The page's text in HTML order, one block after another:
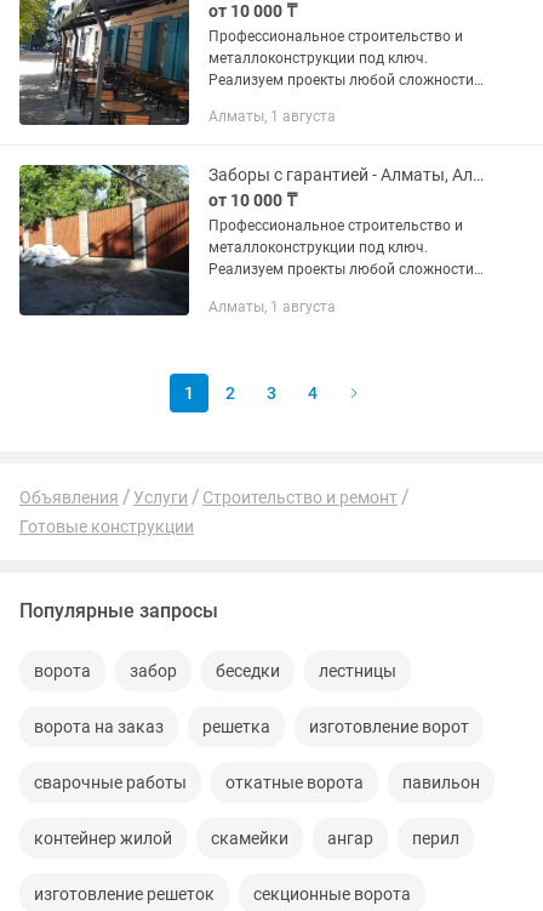
от 10 000 ₸
Профессиональное строительство и
металлоконструкции под ключ.
Реализуем проекты любой сложности
Мы предлагаем комплексный подход:
Алматы, 1 августа
Заборы с гарантией - Алматы, Алматинская область
от 10 000 ₸
Профессиональное строительство и
металлоконструкции под ключ.
Реализуем проекты любой сложности
Мы предлагаем комплексный подход:
Алматы, 1 августа
1 2 3 4
Объявления Услуги
Строительство и ремонт
Готовые конструкции
Популярные запросы
ворота забор беседки лестницы
ворота на заказ решетка изготовление ворот
сварочные работы откатные ворота павильон
контейнер жилой скамейки ангар перил
изготовление решеток секционные ворота